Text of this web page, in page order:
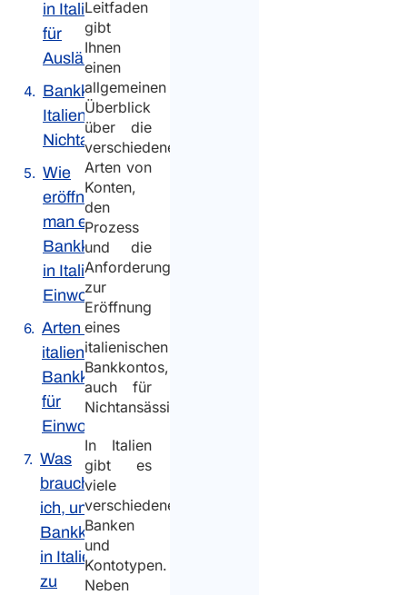
in Italien
für
Ausländer
Bankkonto in
Italien für
Nichtansässige
Wie
eröffnet
man ein
Bankkonto
in Italien als
Einwohner?
Arten von
italienischen
Bankkonten
für
Einwohner
Was
brauche
ich, um ein
Bankkonto
in Italien
zu
Leitfaden
gibt
Ihnen
einen
allgemeinen
Überblick
über die
verschiedenen
Arten von
Konten,
den
Prozess
und die
Anforderungen
zur
Eröffnung
eines
italienischen
Bankkontos,
auch für
Nichtansässige.
In Italien
gibt es
viele
verschiedene
Banken
und
Kontotypen.
Neben